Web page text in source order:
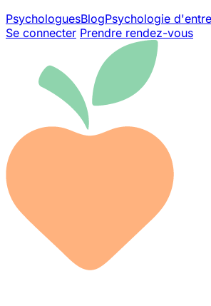
PsychologuesBlogPsychologie
Se connecter Prendre rendez-vous